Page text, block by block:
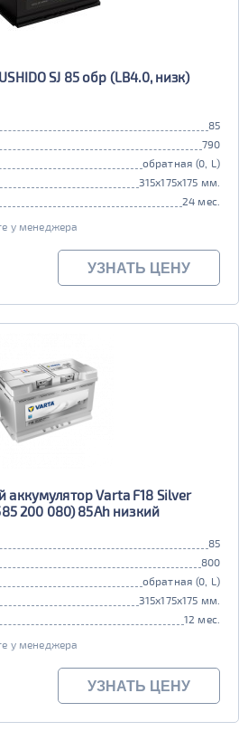
SJ 85 обр (LB4.0, низк)
85
790
обратная (0, L)
315x175x175 мм.
24 мес.
у менеджера
УЗНАТЬ ЦЕНУ
Varta F18 Silver
200 080) 85Ah низкий
85
800
обратная (0, L)
315x175x175 мм.
12 мес.
у менеджера
УЗНАТЬ ЦЕНУ